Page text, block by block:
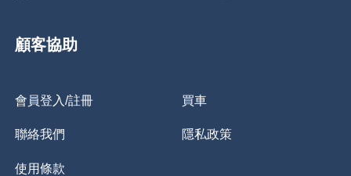
顧客協助
會員登入/註冊 買車
聯絡我們 隱私政策
使用條款